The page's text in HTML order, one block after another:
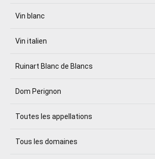
Vin blanc
Vin italien
Ruinart Blanc de Blancs
Dom Perignon
Toutes les appellations
Tous les domaines